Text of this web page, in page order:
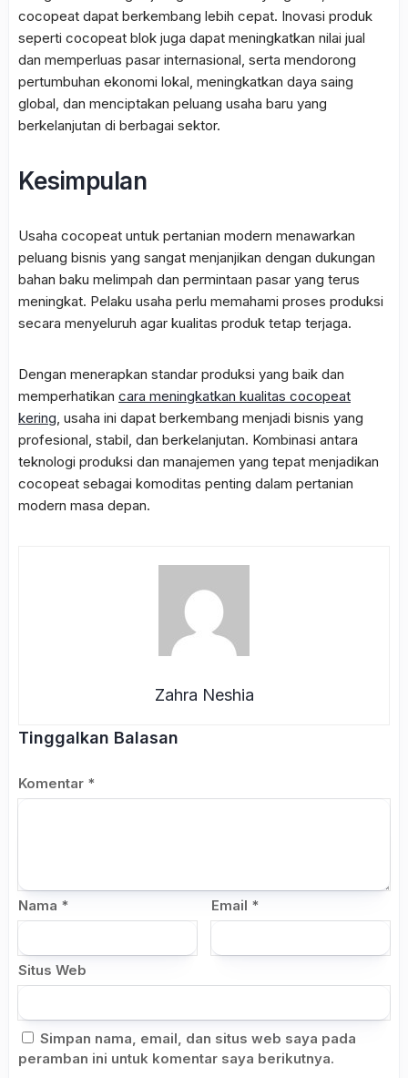
cocopeat dapat berkembang lebih cepat. Inovasi produk
seperti cocopeat blok juga dapat meningkatkan nilai jual
dan memperluas pasar internasional, serta mendorong
pertumbuhan ekonomi lokal, meningkatkan daya saing
global, dan menciptakan peluang usaha baru yang
berkelanjutan di berbagai sektor.
Kesimpulan
Usaha cocopeat untuk pertanian modern menawarkan
peluang bisnis yang sangat menjanjikan dengan dukungan
bahan baku melimpah dan permintaan pasar yang terus
meningkat. Pelaku usaha perlu memahami proses produksi
secara menyeluruh agar kualitas produk tetap terjaga.
Dengan menerapkan standar produksi yang baik dan
memperhatikan cara meningkatkan kualitas cocopeat
kering , usaha ini dapat berkembang menjadi bisnis yang
profesional, stabil, dan berkelanjutan. Kombinasi antara
teknologi produksi dan manajemen yang tepat menjadikan
cocopeat sebagai komoditas penting dalam pertanian
modern masa depan.
Zahra Neshia
Tinggalkan Balasan
Komentar *
Nama * Email *
Situs Web
Simpan nama, email, dan situs web saya pada
peramban ini untuk komentar saya berikutnya.